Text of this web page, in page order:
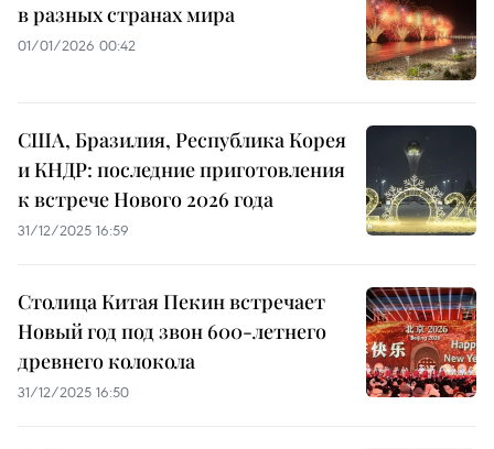
в разных странах мира
01/01/2026 00:42
США, Бразилия, Республика Корея
и КНДР: последние приготовления
к встрече Нового 2026 года
31/12/2025 16:59
Столица Китая Пекин встречает
Новый год под звон 600-летнего
древнего колокола
31/12/2025 16:50